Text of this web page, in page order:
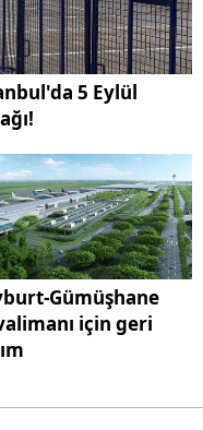
5 Eylül
Gümüşhane
için geri